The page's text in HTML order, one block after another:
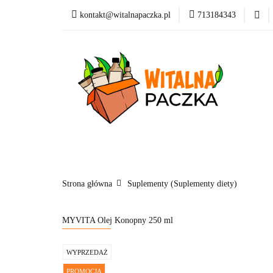
kontakt@witalnapaczka.pl 713184343
Marki Blog
Kategorie
Nowości
Strona główna Suplementy (Suplementy diety)
MYVITA Olej Konopny 250 ml
WYPRZEDAŻ
PROMOCJA